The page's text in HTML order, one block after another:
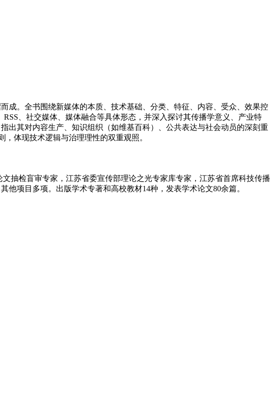
成。全书围绕新媒体的本质、技术基础、分类、特征、内容、受众、效果控
、社交媒体、媒体融合等具体形态，并深入探讨其传播学意义、产业特
出其对内容生产、知识组织（如维基百科）、公共表达与社会动员的深刻重
体现技术逻辑与治理理性的双重观照。
抽检盲审专家，江苏省委宣传部理论之光专家库专家，江苏省首席科技传播
项目多项。出版学术专著和高校教材14种，发表学术论文80余篇。